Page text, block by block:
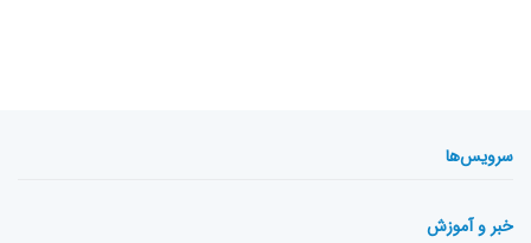
سرویس‌ها
خبر و آموزش